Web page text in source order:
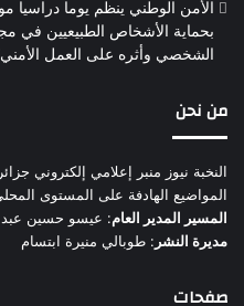
الأمن الوطني ينظم يوما دراسيا
بحماية الأشخاص الطبيعيين في
الشخصي وأثره على العمل
من نحن
النخبة نيوز منبر إعلامي إلكتروني
المواضيع الهادفة على المستوى
المسير المدير العام: عيسو حسين عبد
مديرة النشر : طوبالي منيرة ابتسام
صفحات